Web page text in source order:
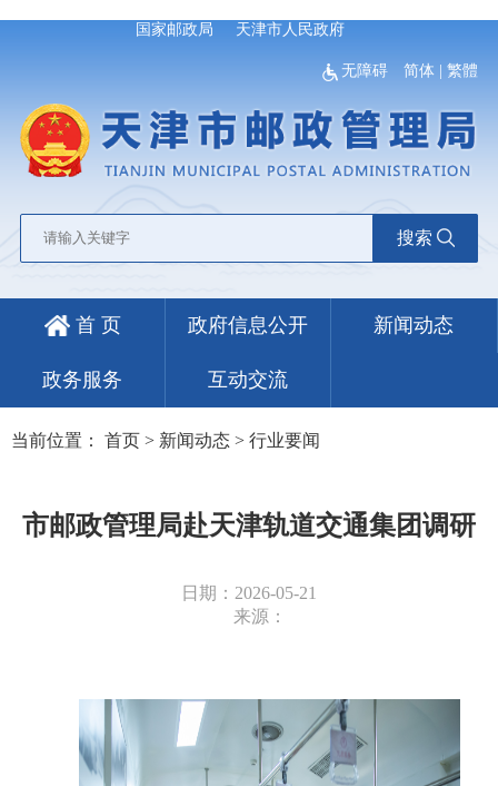
国家邮政局 天津市人民政府
无障碍 简体 |繁體
搜索
首 页 政府信息公开 新闻动态
政务服务 互动交流
当前位置： 首页 > 新闻动态 > 行业要闻
市邮政管理局赴天津轨道交通集团调研
日期：2026-05-21
来源：